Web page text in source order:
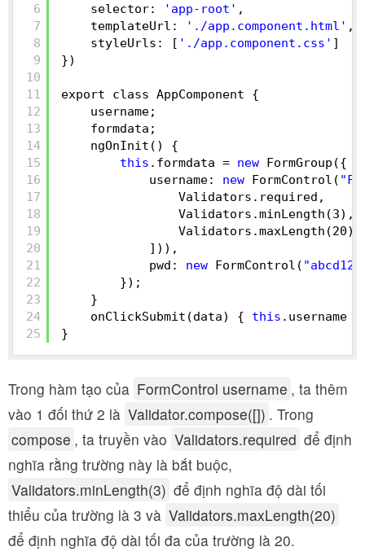
6
7
8
9
10
11
12
13
14
15
16
17
18
19
20
21
22
23
24
25
selector:
'app-root' ,
templateUrl:
'./app.component.html' ,
styleUrls: [ './app.component.css' ]
})
export class AppComponent {
username;
formdata;
ngOnInit() {
this .formdata = new FormGroup({
username: new FormControl(
Validators.required,
Validators.minLength(3),
Validators.maxLength(20)
])),
pwd: new FormControl(
});
}
onClickSubmit(data) { this .username
}
Trong hàm tạo của FormControl username , ta thêm
vào 1 đối thứ 2 là Validator.compose([]) . Trong
compose , ta truyền vào Validators.required để định
nghĩa rằng trường này là bắt buộc,
Validators.minLength(3) để định nghĩa độ dài tối
thiểu của trường là 3 và Validators.maxLength(20)
để định nghĩa độ dài tối đa của trường là 20.